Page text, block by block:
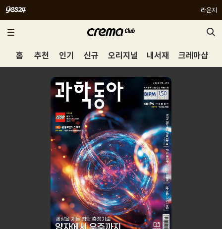
라운지
홈 추천 인기 신규 오리지널 내서재 크레마샵